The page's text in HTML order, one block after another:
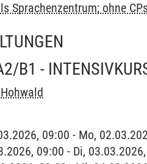
Sprachenzentrum; ohne
B1 -
09:00 - Mo,
09:00 - Di,